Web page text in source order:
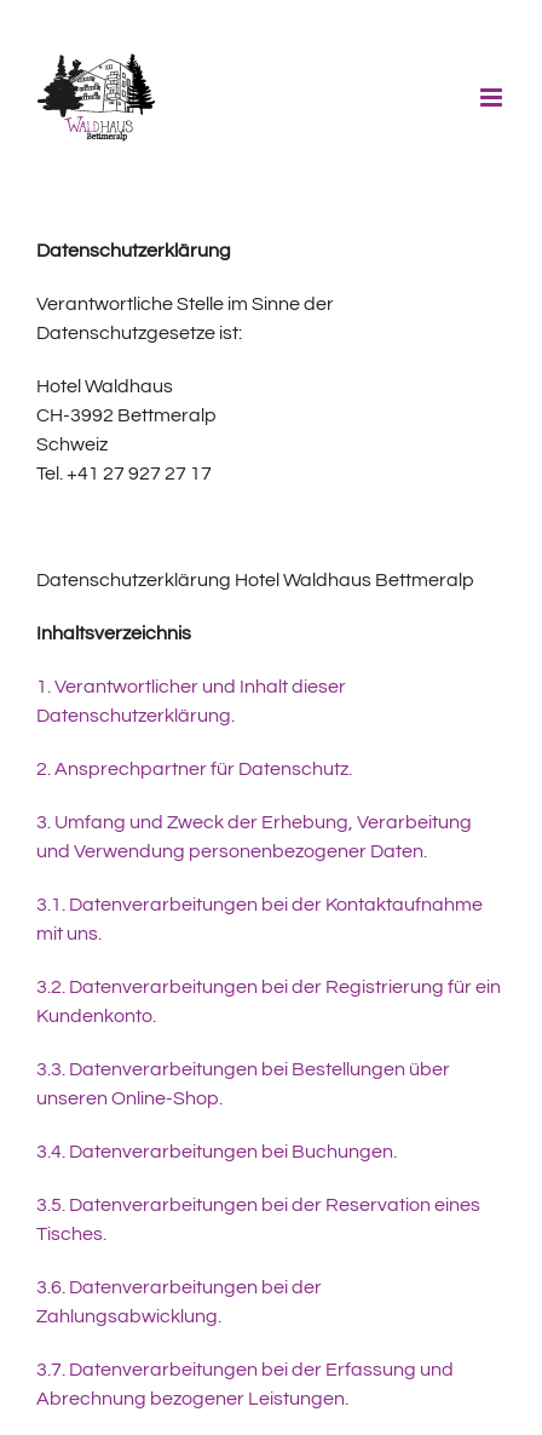
content
Datenschutzerklärung
Verantwortliche Stelle im Sinne der
Datenschutzgesetze ist:
Hotel Waldhaus
CH-3992 Bettmeralp
Schweiz
Tel. +41 27 927 27 17
Datenschutzerklärung Hotel Waldhaus Bettmeralp
Inhaltsverzeichnis
1. Verantwortlicher und Inhalt dieser
Datenschutzerklärung.
2. Ansprechpartner für Datenschutz.
3. Umfang und Zweck der Erhebung, Verarbeitung
und Verwendung personenbezogener Daten.
3.1. Datenverarbeitungen bei der Kontaktaufnahme
mit uns.
3.2. Datenverarbeitungen bei der Registrierung für ein
Kundenkonto.
3.3. Datenverarbeitungen bei Bestellungen über
unseren Online-Shop.
3.4. Datenverarbeitungen bei Buchungen.
3.5. Datenverarbeitungen bei der Reservation eines
Tisches.
3.6. Datenverarbeitungen bei der
Zahlungsabwicklung.
3.7. Datenverarbeitungen bei der Erfassung und
Abrechnung bezogener Leistungen.